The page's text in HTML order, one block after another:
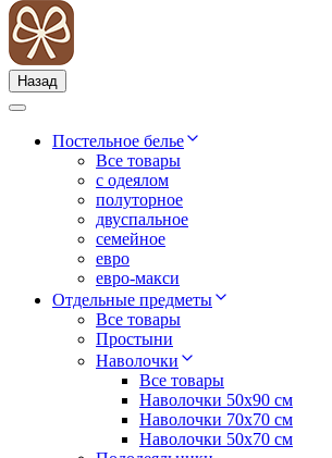
Назад
Постельное белье
Все товары
с одеялом
полуторное
двуспальное
семейное
евро
евро-макси
Отдельные предметы
Все товары
Простыни
Наволочки
Все товары
Наволочки 50x90 см
Наволочки 70x70 cм
Наволочки 50х70 см